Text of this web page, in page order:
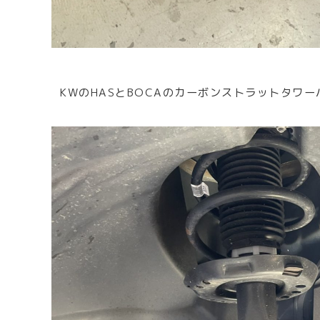
KWのHASとBOCAのカーボンストラットタワー